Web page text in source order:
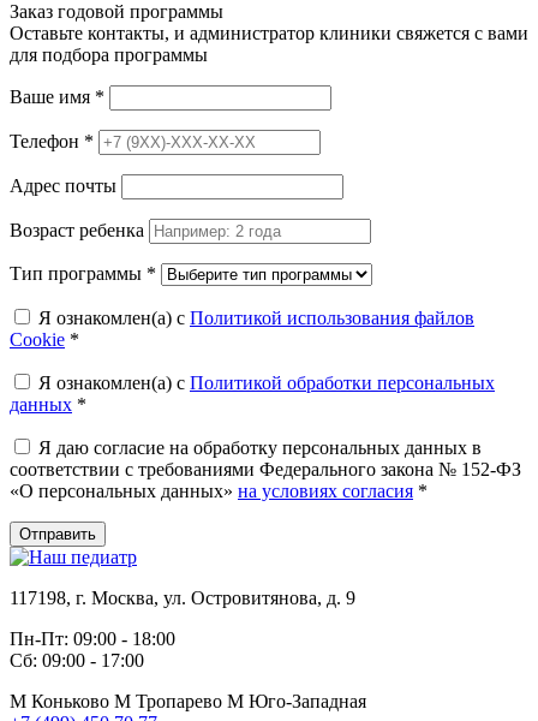
Заказ годовой программы
Оставьте контакты, и администратор клиники свяжется с вами
для подбора программы
Ваше имя *
Телефон *
Адрес почты
Возраст ребенка
Тип программы *
Я ознакомлен(а) с Политикой использования файлов
Cookie *
Я ознакомлен(а) с Политикой обработки персональных
данных *
Я даю согласие на обработку персональных данных в
соответствии с требованиями Федерального закона № 152-ФЗ
«О персональных данных» на условиях согласия *
Отправить
117198, г. Москва, ул. Островитянова, д. 9
Пн-Пт: 09:00 - 18:00
Сб: 09:00 - 17:00
М Коньково М Тропарево М Юго-Западная